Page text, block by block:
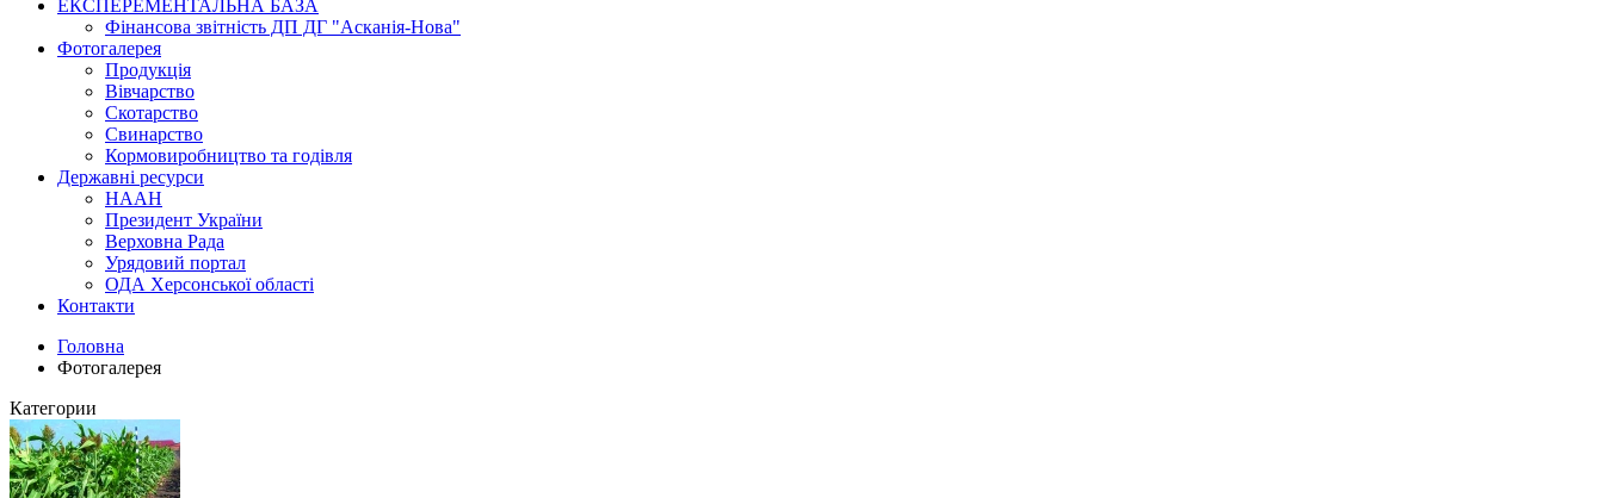
ЕКСПЕРЕМЕНТАЛЬНА БАЗА
Фінансова звітність ДП ДГ "Асканія-Нова"
Фотогалерея
Продукція
Вівчарство
Скотарство
Свинарство
Кормовиробництво та годівля
Державні ресурси
НААН
Президент України
Верховна Рада
Урядовий портал
ОДА Херсонської області
Контакти
Головна
Фотогалерея
Категории